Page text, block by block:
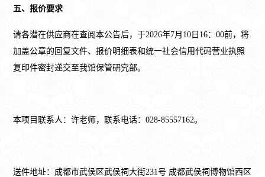
五、报价要求
请各潜在供应商在查阅本公告后，于2026年7月10日16：00前，将
加盖公章的回复文件、报价明细表和统一社会信用代码营业执照
复印件密封递交至我馆保管研究部。
本项目联系人：许老师，联系电话：028-85557162。
送件地址：成都市武侯区武侯祠大街231号 成都武侯祠博物馆西区